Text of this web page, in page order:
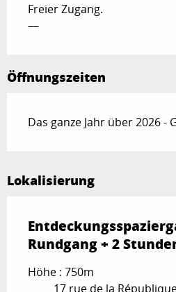
Freier Zugang.
—
Öffnungszeiten
Das ganze Jahr über 2026 -
Lokalisierung
Rundgang + 2
Höhe : 750m
17 rue de la